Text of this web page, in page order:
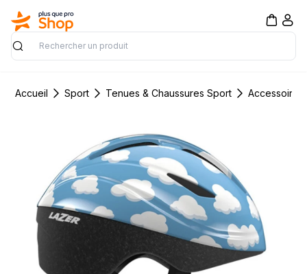
Rechercher
Accueil Sport Tenues & Chaussures Sport Accessoires